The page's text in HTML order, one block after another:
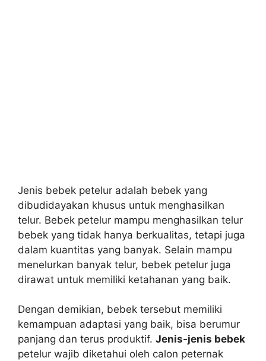
Jenis bebek petelur adalah bebek yang
dibudidayakan khusus untuk menghasilkan
telur. Bebek petelur mampu menghasilkan telur
bebek yang tidak hanya berkualitas, tetapi juga
dalam kuantitas yang banyak. Selain mampu
menelurkan banyak telur, bebek petelur juga
dirawat untuk memiliki ketahanan yang baik.
Dengan demikian, bebek tersebut memiliki
kemampuan adaptasi yang baik, bisa berumur
panjang dan terus produktif. Jenis-jenis bebek
petelur wajib diketahui oleh calon peternak